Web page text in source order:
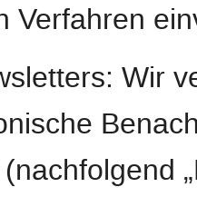
Verfahren
Wir